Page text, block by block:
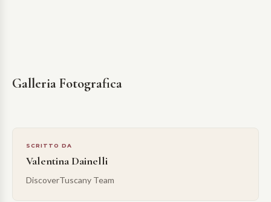
Galleria Fotografica
SCRITTO DA
Valentina Dainelli
DiscoverTuscany Team